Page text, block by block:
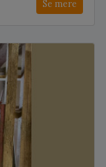
Se mere